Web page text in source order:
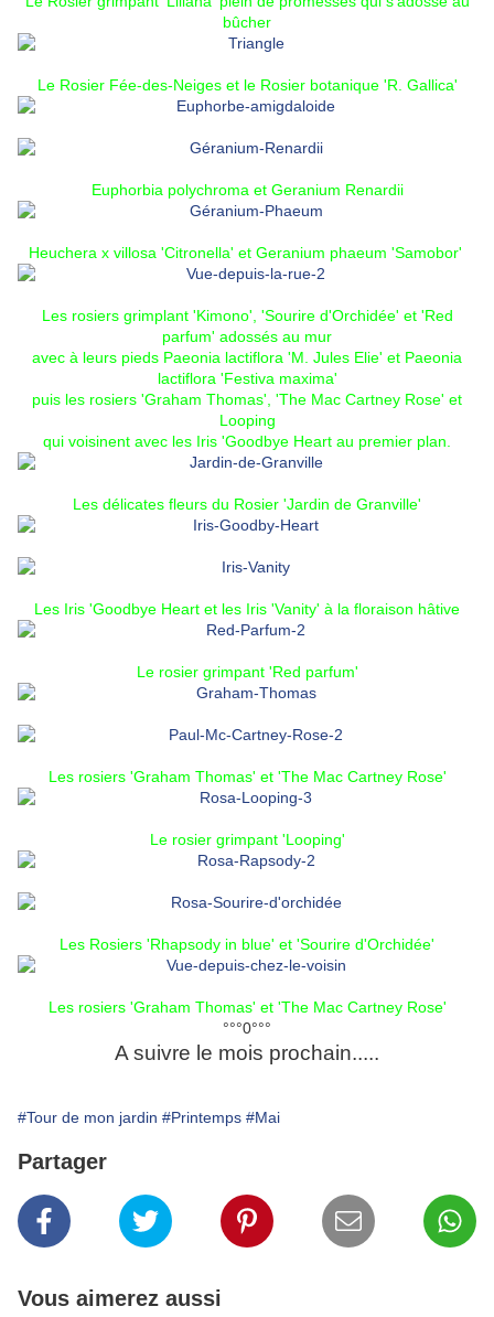
bûcher
Le Rosier Fée-des-Neigeset le Rosier botanique 'R. Gallica'
Euphorbia polychroma et Geranium Renardii
Heuchera x villosa 'Citronella' et Geranium phaeum 'Samobor'
Les rosiers grimplant 'Kimono' 'Sourire d'Orchidée' et 'Red
parfum' adossés au mur
avec à leurs pieds Paeonia lactiflora 'M. Jules Elie' et Paeonia
lactiflora 'Festiva maxima'
puis les rosiers 'Graham Thomas' 'The Mac Cartney Rose' et
Looping
qui voisinent avec les Iris 'Goodbye Heart au premier plan.
Les délicates fleurs du Rosier 'Jardin de Granville'
Les Iris 'Goodbye Heart et les Iris 'Vanity' à la floraison hâtive
Le rosier grimpant 'Red parfum'
Les rosiers 'Graham Thomas' et 'The Mac Cartney Rose'
Le rosier grimpant 'Looping'
Les Rosiers 'Rhapsody in blue' et 'Sourire d'Orchidée'
Les rosiers 'Graham Thomas' et 'The Mac Cartney Rose'
°°°0°°°
A suivre le mois prochain.....
#Tour de mon jardin #Printemps #Mai
Partager
Vous aimerez aussi